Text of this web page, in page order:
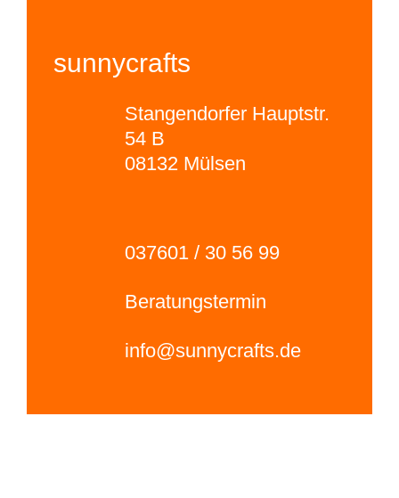
sunnycrafts
Stangendorfer Hauptstr.
54 B
08132 Mülsen
037601 / 30 56 99
Beratungstermin
info@sunnycrafts.de